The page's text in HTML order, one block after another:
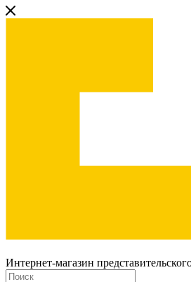
Интернет-магазин